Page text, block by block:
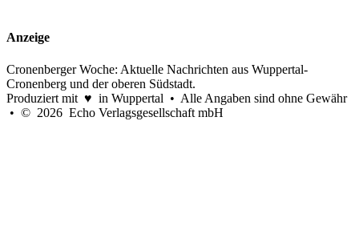
Anzeige
Cronenberger Woche: Aktuelle Nachrichten aus Wuppertal-
Cronenberg und der oberen Südstadt.
Produziert mit ♥ in Wuppertal • Alle Angaben sind ohne Gewähr
• © 2026 Echo Verlagsgesellschaft mbH